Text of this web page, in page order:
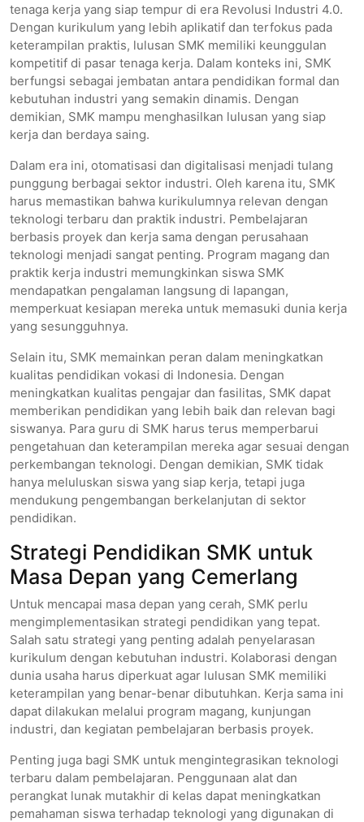
tenaga kerja yang siap tempur di era Revolusi Industri 4.0.
Dengan kurikulum yang lebih aplikatif dan terfokus pada
keterampilan praktis, lulusan SMK memiliki keunggulan
kompetitif di pasar tenaga kerja. Dalam konteks ini, SMK
berfungsi sebagai jembatan antara pendidikan formal dan
kebutuhan industri yang semakin dinamis. Dengan
demikian, SMK mampu menghasilkan lulusan yang siap
kerja dan berdaya saing.
Dalam era ini, otomatisasi dan digitalisasi menjadi tulang
punggung berbagai sektor industri. Oleh karena itu, SMK
harus memastikan bahwa kurikulumnya relevan dengan
teknologi terbaru dan praktik industri. Pembelajaran
berbasis proyek dan kerja sama dengan perusahaan
teknologi menjadi sangat penting. Program magang dan
praktik kerja industri memungkinkan siswa SMK
mendapatkan pengalaman langsung di lapangan,
memperkuat kesiapan mereka untuk memasuki dunia kerja
yang sesungguhnya.
Selain itu, SMK memainkan peran dalam meningkatkan
kualitas pendidikan vokasi di Indonesia. Dengan
meningkatkan kualitas pengajar dan fasilitas, SMK dapat
memberikan pendidikan yang lebih baik dan relevan bagi
siswanya. Para guru di SMK harus terus memperbarui
pengetahuan dan keterampilan mereka agar sesuai dengan
perkembangan teknologi. Dengan demikian, SMK tidak
hanya meluluskan siswa yang siap kerja, tetapi juga
mendukung pengembangan berkelanjutan di sektor
pendidikan.
Strategi Pendidikan SMK untuk
Masa Depan yang Cemerlang
Untuk mencapai masa depan yang cerah, SMK perlu
mengimplementasikan strategi pendidikan yang tepat.
Salah satu strategi yang penting adalah penyelarasan
kurikulum dengan kebutuhan industri. Kolaborasi dengan
dunia usaha harus diperkuat agar lulusan SMK memiliki
keterampilan yang benar-benar dibutuhkan. Kerja sama ini
dapat dilakukan melalui program magang, kunjungan
industri, dan kegiatan pembelajaran berbasis proyek.
Penting juga bagi SMK untuk mengintegrasikan teknologi
terbaru dalam pembelajaran. Penggunaan alat dan
perangkat lunak mutakhir di kelas dapat meningkatkan
pemahaman siswa terhadap teknologi yang digunakan di